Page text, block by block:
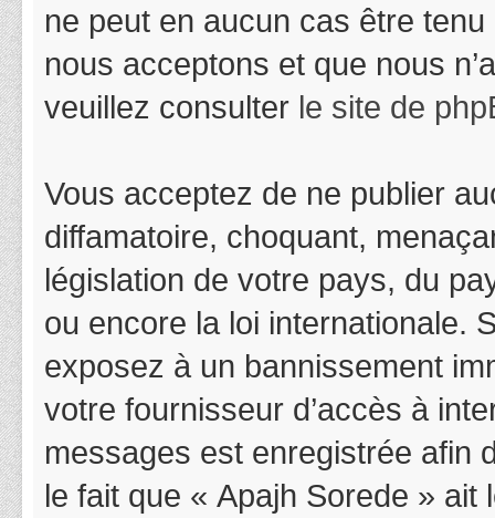
ne peut en aucun cas être
nous acceptons et que nous
veuillez consulter le site de
Vous acceptez de ne publier
diffamatoire, choquant,
législation de votre pays, du
ou encore la loi internationale.
exposez à un bannissement
votre fournisseur d’accès à
messages est enregistrée afin
le fait que « Apajh Sorede »